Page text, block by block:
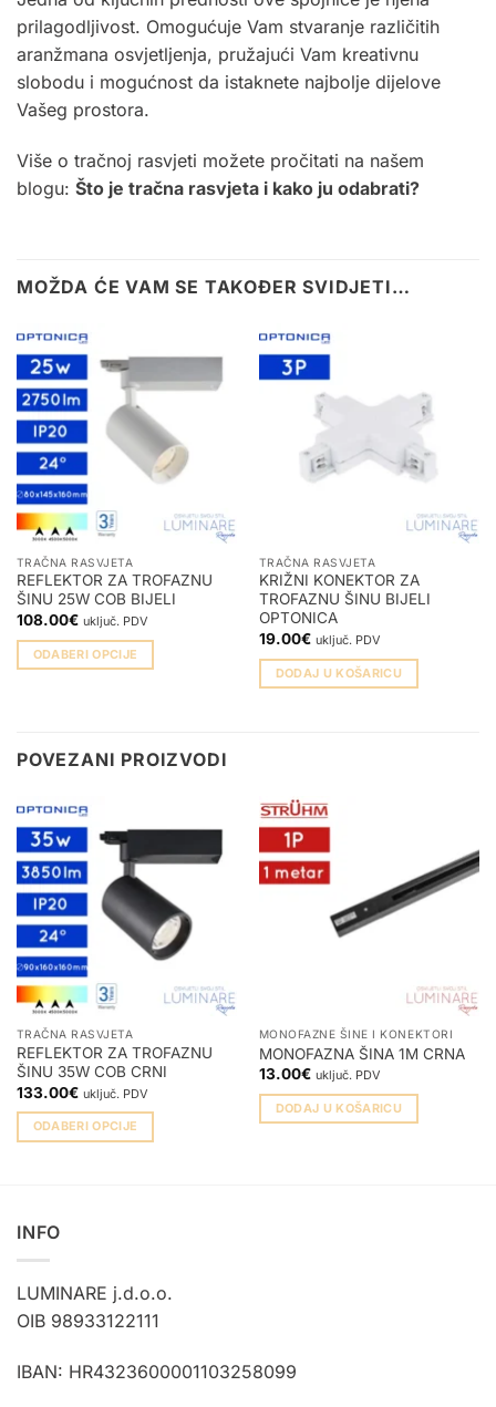
prilagodljivost. Omogućuje Vam stvaranje različitih
aranžmana osvjetljenja, pružajući Vam kreativnu
slobodu i mogućnost da istaknete najbolje dijelove
Vašeg prostora.
Više o tračnoj rasvjeti možete pročitati na našem
blogu: Što je tračna rasvjeta i kako ju odabrati?
MOŽDA ĆE VAM SE TAKOĐER SVIDJETI…
TRAČNA RASVJETA
REFLEKTOR ZA TROFAZNU
ŠINU 25W COB BIJELI
108.00€ uključ. PDV
ODABERI OPCIJE
više
se
mogu
odabrati
na
stranici
proizvoda
TRAČNA RASVJETA
KRIŽNI KONEKTOR ZA
TROFAZNU ŠINU BIJELI
OPTONICA
19.00€ uključ. PDV
DODAJ U KOŠARICU
POVEZANI PROIZVODI
TRAČNA RASVJETA
REFLEKTOR ZA TROFAZNU
ŠINU 35W COB CRNI
133.00€ uključ. PDV
ODABERI OPCIJE
više
se
mogu
na
MONOFAZNE ŠINE I KONEKTORI
MONOFAZNA ŠINA 1M CRNA
13.00€ uključ. PDV
DODAJ U KOŠARICU
INFO
LUMINARE j.d.o.o.
OIB 98933122111
IBAN: HR4323600001103258099